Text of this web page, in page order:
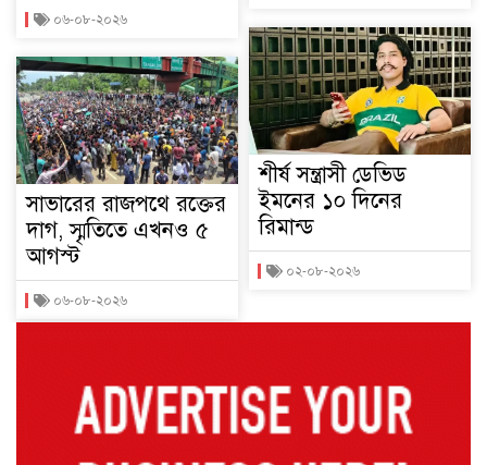
০৬-০৮-২০২৬
সাভারের রাজপথে রক্তের
দাগ, স্মৃতিতে এখনও ৫
আগস্ট
০৬-০৮-২০২৬
শীর্ষ সন্ত্রাসী ডেভিড
ইমনের ১০ দিনের
রিমান্ড
০২-০৮-২০২৬